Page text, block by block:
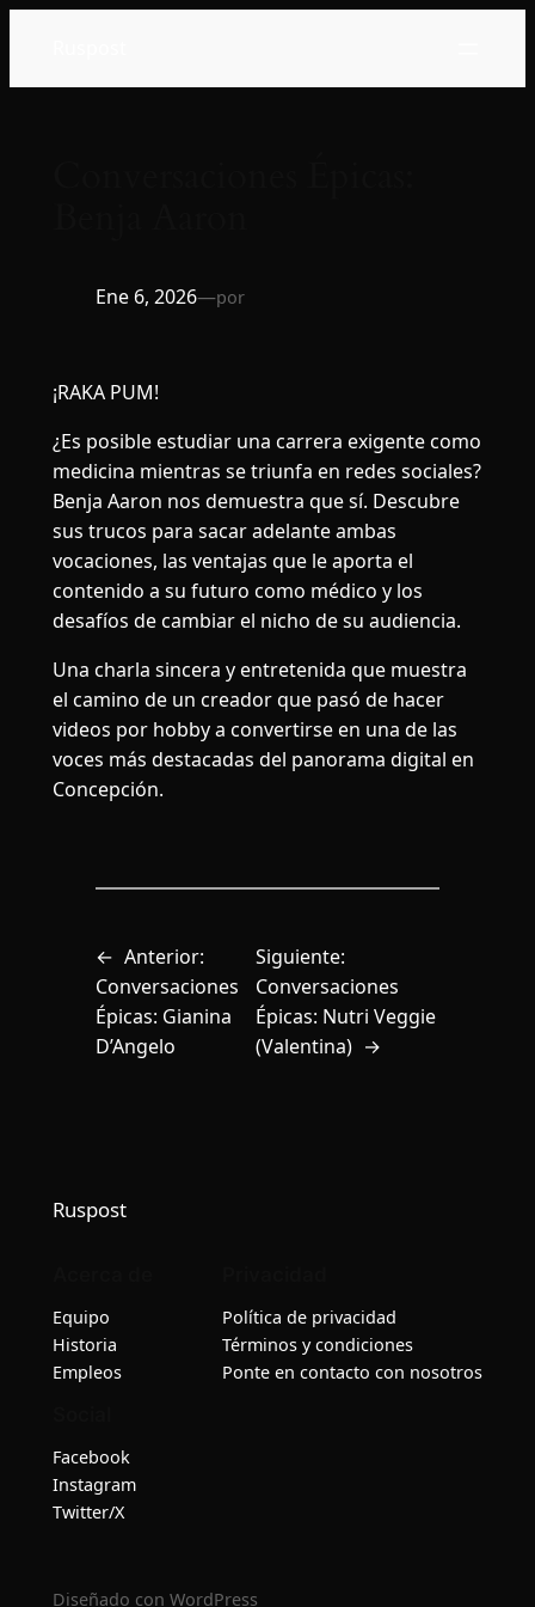
contenido
Ene 6, 2026—por
¡RAKA PUM!
¿Es posible estudiar una carrera exigente como
medicina mientras se triunfa en redes sociales?
Benja Aaron nos demuestra que sí. Descubre
sus trucos para sacar adelante ambas
vocaciones, las ventajas que le aporta el
contenido a su futuro como médico y los
desafíos de cambiar el nicho de su audiencia.
Una charla sincera y entretenida que muestra
el camino de un creador que pasó de hacer
videos por hobby a convertirse en una de las
voces más destacadas del panorama digital en
Concepción.
← Anterior:
Conversaciones
Épicas: Gianina
D’Angelo
Siguiente:
Conversaciones
Épicas: Nutri Veggie
(Valentina) →
Ruspost
Equipo
Historia
Empleos
Política de privacidad
Términos y condiciones
Ponte en contacto con nosotros
Facebook
Instagram
Twitter/X
Diseñado con WordPress